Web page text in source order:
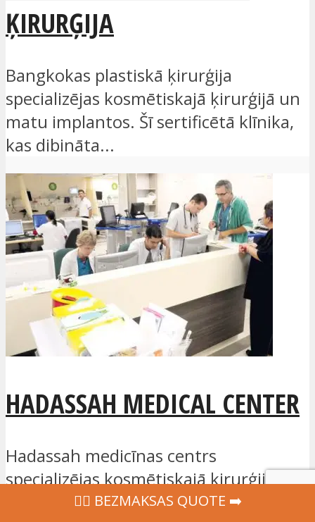
ĶIRURĢIJA
Bangkokas plastiskā ķirurģija
specializējas kosmētiskajā ķirurģijā un
matu implantos. Šī sertificētā klīnika,
kas dibināta...
HADASSAH MEDICAL CENTER
Hadassah medicīnas centrs
specializējas kosmētiskajā ķirurģijā un
PMA/IVF. Šī sertificētā klīnika, kas
‍👩‍⚕ BEZMAKSAS QUOTE ➡️